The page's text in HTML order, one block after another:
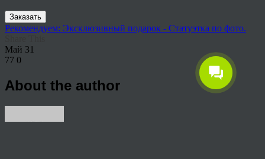
Заказать
Рекомендуем: Эксклюзивный подарок - Статуэтка по фото.
Май 31
77 0
About the author